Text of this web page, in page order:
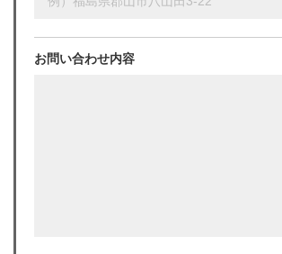
お問い合わせ内容